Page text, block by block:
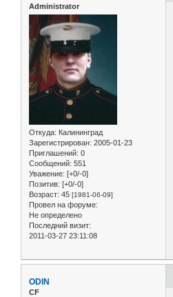
Administrator
Откуда: Калининград
Зарегистрирован: 2005-01-23
Приглашений: 0
Сообщений: 551
Уважение: [+0/-0]
Позитив: [+0/-0]
Возраст: 45 [1981-06-09]
Провел на форуме:
Не определено
Последний визит:
2011-03-27 23:11:08
ODIN
CF